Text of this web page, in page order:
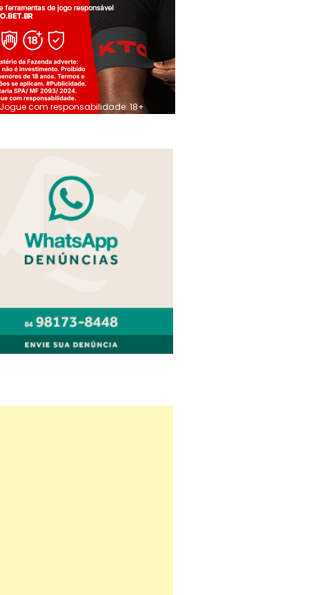
Jogue com responsabilidade. 18+